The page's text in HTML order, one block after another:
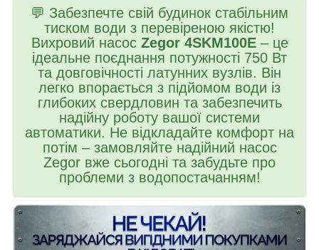
💬 Забезпечте свій будинок стабільним
тиском води з перевіреною якістю!
Вихровий насос Zegor 4SKM100E– це
ідеальне поєднання потужності 750 Вт
та довговічності латунних вузлів. Він
легко впорається з підйомом води із
глибоких свердловин та забезпечить
надійну роботу вашої системи
автоматики. Не відкладайте комфорт на
потім – замовляйте надійний насос
Zegor вже сьогодні та забудьте про
проблеми з водопостачанням!